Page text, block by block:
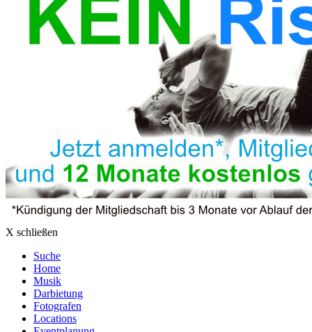
X schließen
Suche
Home
Musik
Darbietung
Fotografen
Locations